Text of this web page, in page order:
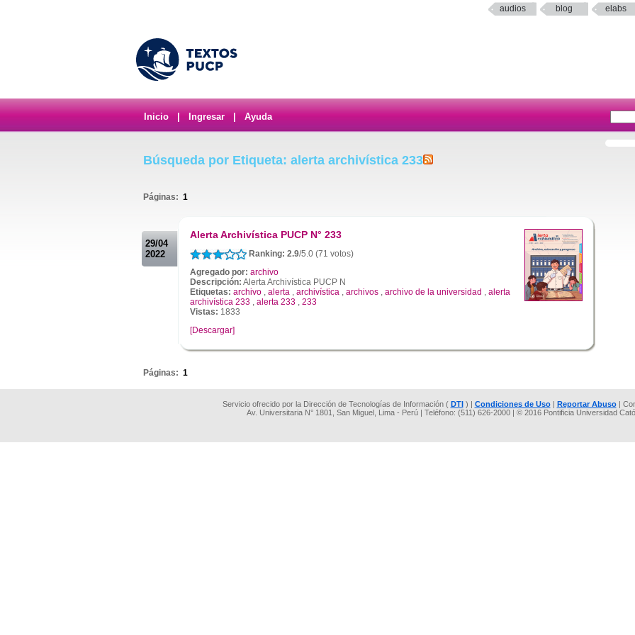
audios blog elabs
Inicio Ingresar Ayuda
Búsqueda por Etiqueta: alerta archivística 233
Páginas: 1
29/04
2022
Alerta Archivística PUCP N° 233
Ranking: 2.9/5.0 (71 votos)
Agregado por: archivo
Descripción: Alerta Archivística PUCP N
Etiquetas: archivo , alerta , archivística , archivos , archivo de la universidad , alerta
archivística 233 , alerta 233 , 233
Vistas: 1833
[Descargar]
Páginas: 1
Servicio ofrecido por la Dirección de Tecnologías de Información ( DTI) | Condiciones de Uso| Reportar Abuso|
Av. Universitaria N° 1801, San Miguel, Lima - Perú | Teléfono: (511) 626-2000 | © 2016 Pontificia Universidad